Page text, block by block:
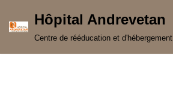
Aller
Hôpital Andrevetan
Centre de rééducation et d'hébergement